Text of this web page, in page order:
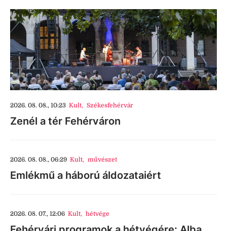
2026. 08. 08., 10:23 Kult, Székesfehérvár
Zenél a tér Fehérváron
2026. 08. 08., 06:29 Kult, művészet
Emlékmű a háború áldozataiért
2026. 08. 07., 12:06 Kult, hétvége